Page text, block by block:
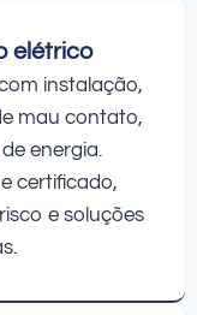
elétrico
instalação,
mau contato,
energia.
certificado,
e soluções